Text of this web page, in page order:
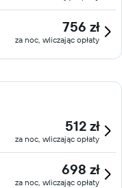
756 zł
za noc, wliczając opłaty
512 zł
za noc, wliczając opłaty
698 zł
za noc, wliczając opłaty